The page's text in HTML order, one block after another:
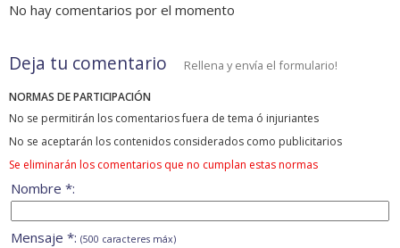
No hay comentarios por el momento
Deja tu comentario Rellena y envía el formulario!
NORMAS DE PARTICIPACIÓN
No se permitirán los comentarios fuera de tema ó injuriantes
No se aceptarán los contenidos considerados como publicitarios
Se eliminarán los comentarios que no cumplan estas normas
Nombre *:
Mensaje *: (500 caracteres máx)